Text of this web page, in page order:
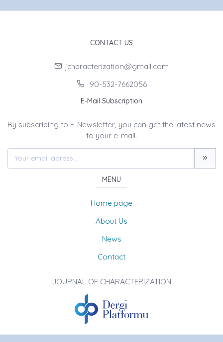
CONTACT US
jcharacterization@gmail.com
90-532-7662056
E-Mail Subscription
By subscribing to E-Newsletter, you can get the latest news
to your e-mail.
MENU
Home page
About Us
News
Contact
JOURNAL OF CHARACTERIZATION